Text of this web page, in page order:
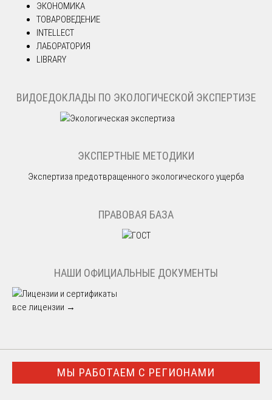
ЭКОНОМИКА
ТОВАРОВЕДЕНИЕ
INTELLECT
ЛАБОРАТОРИЯ
LIBRARY
ВИДОЕДОКЛАДЫ ПО ЭКОЛОГИЧЕСКОЙ ЭКСПЕРТИЗЕ
ЭКСПЕРТНЫЕ МЕТОДИКИ
Экспертиза предотвращенного экологического ущерба
ПРАВОВАЯ БАЗА
НАШИ ОФИЦИАЛЬНЫЕ ДОКУМЕНТЫ
все лицензии →
МЫ РАБОТАЕМ С РЕГИОНАМИ